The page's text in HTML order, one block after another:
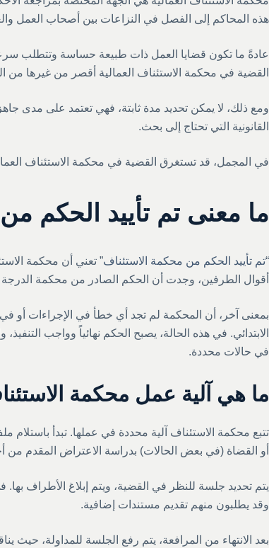
هذه المحاكم إلى الفصل في النزاعات بين أصحاب العمل
عادةً ما تكون قضايا العمل ذات طبيعة حساسة وتتطلب
القضية في محكمة الاستئناف العمالية أقصر من غيرها من
ومع ذلك، لا يمكن تحديد مدة ثابتة، فهي تعتمد على مدى
القانونية التي تحتاج إلى بحث.
في المجمل، قد تستغرق القضية في محكمة الاستئناف
ما معنى تم تأييد الحكم
“تم تأييد الحكم من محكمة الاستئناف” تعني أن محكمة
أقوال الطرفين، وجدت أن الحكم الصادر من محكمة
بمعنى آخر، أن المحكمة لم تجد أي خطأ في الإجراءات أو في
الابتدائي. في هذه الحالة، يصبح الحكم نهائياً وواجب
في حالات محددة.
ما هي آلية عمل محكمة
تتبع محكمة الاستئناف آلية محددة في عملها. تبدأ باستلام
أو القضاة (في بعض الحالات) بدراسة الاعتراض المقدم من
يتم تحديد جلسة للنظر في القضية، ويتم إبلاغ الأطراف
وقد يطلبون منهم تقديم مستندات إضافية.
بعد الانتهاء من المرافعة، يتم رفع الجلسة للمداولة، حيث